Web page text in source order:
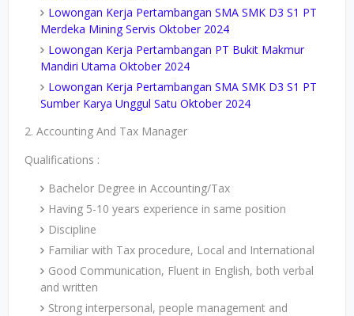
Lowongan Kerja Pertambangan SMA SMK D3 S1 PT
Merdeka Mining Servis Oktober 2024
Lowongan Kerja Pertambangan PT Bukit Makmur
Mandiri Utama Oktober 2024
Lowongan Kerja Pertambangan SMA SMK D3 S1 PT
Sumber Karya Unggul Satu Oktober 2024
2. Accounting And Tax Manager
Qualifications :
Bachelor Degree in Accounting/Tax
Having 5-10 years experience in same position
Discipline
Familiar with Tax procedure, Local and International
Good Communication, Fluent in English, both verbal
and written
Strong interpersonal, people management and